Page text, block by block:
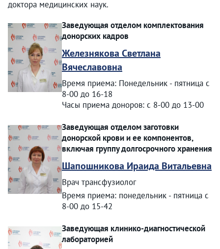
доктора медицинских наук.
Заведующая отделом комплектования
донорских кадров
Железнякова Светлана
Вячеславовна
Время приема: Понедельник - пятница с
8-00 до 16-18
Часы приема доноров: с 8-00 до 13-00
Заведующая отделом заготовки
донорской крови и ее компонентов,
включая группу долгосрочного хранения
Шапошникова Ираида Витальевна
Врач трансфузиолог
Время приема: понедельник - пятница с
8-00 до 15-42
Заведующая клинико-диагностической
лабораторией